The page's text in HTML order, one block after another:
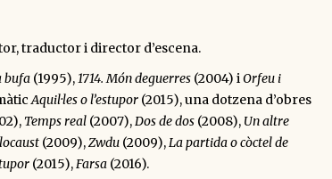
traductor i director d’escena.
bufa (1995),1714. Món deguerres (2004) iOrfeu i
Aquil·les o l’estupor (2015), una dotzena d’obres
Temps real (2007),Dos de dos (2008), Un altre
(2009),Zwdu (2009),La partida o còctel de
(2015),Farsa (2016).